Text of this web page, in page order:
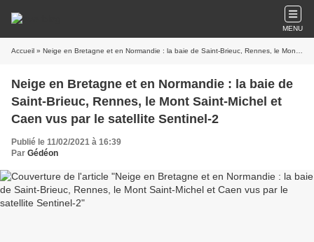
MENU
Accueil » Neige en Bretagne et en Normandie : la baie de Saint-Brieuc, Rennes, le Mont Saint-Michel et Caen vus par le satellite Sentinel-2
Neige en Bretagne et en Normandie : la baie de
Saint-Brieuc, Rennes, le Mont Saint-Michel et
Caen vus par le satellite Sentinel-2
Publié le 11/02/2021 à 16:39
Par Gédéon